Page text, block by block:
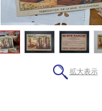
拡大表示